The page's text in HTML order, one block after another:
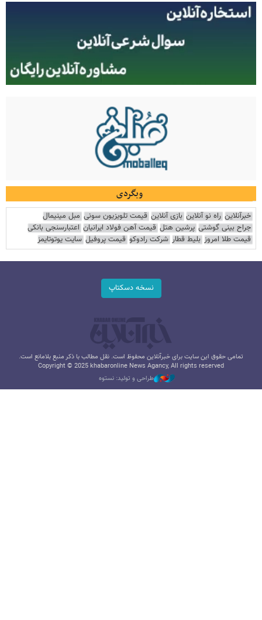
وبگردی
خبرآنلاین راه نو آنلاین بازی آنلاین قیمت تلویزیون سونی مبل مینیمال
جراح بینی گوشتی پرشین هتل قیمت آهن فولاد ایرانیان اعتبارسنجی بانکی
قیمت طلا امروز بلیط قطار شرکت رادوکو قیمت پروفیل سایت یوتوتایمز
نسخه دسکتاپ
تمامی حقوق این سایت برای خبرآنلاین محفوظ است. نقل مطالب با ذکر منبع بلامانع است.
Copyright © 2025 khabaronline News Agancy, All rights reserved
طراحی و تولید: نستوه